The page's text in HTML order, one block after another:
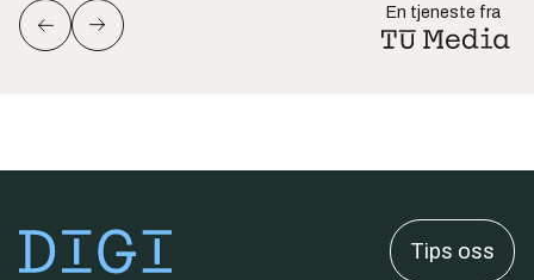
En tjeneste fra
Tips oss